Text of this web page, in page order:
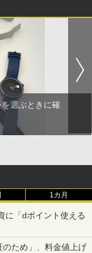
選ぶときに確
1カ月
に「dポイント使える
のため」、料金値上げ